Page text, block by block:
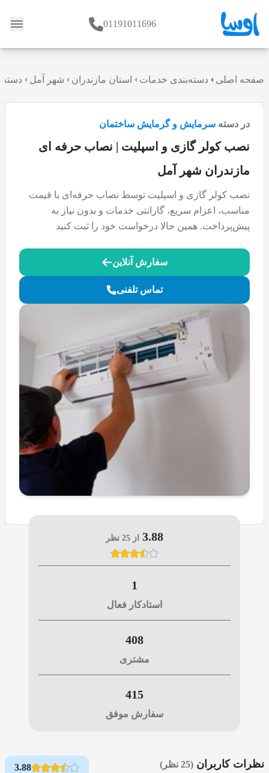
وبلاگ 01191011696
صفحه اصلی دسته‌بندی خدمات استان مازندران شهر آمل
در دسته سرمایش و گرمایش ساختمان
نصب کولر گازی و اسپلیت | نصاب حرفه ای
مازندران شهر آمل
نصب کولر گازی و اسپلیت توسط نصاب حرفه‌ای با قیمت
مناسب، اعزام سریع، گارانتی خدمات و بدون نیاز به
پیش‌پرداخت. همین حالا درخواست خود را ثبت کنید
سفارش آنلاین
تماس تلفنی
3.88 از 25 نظر
1
استادکار فعال
408
مشتری
415
سفارش موفق
نظرات کاربران (25 نظر) 3.88